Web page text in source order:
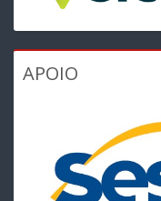
APOIO